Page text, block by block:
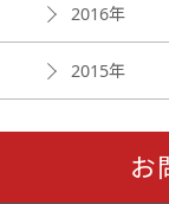
2016年
2015年
お